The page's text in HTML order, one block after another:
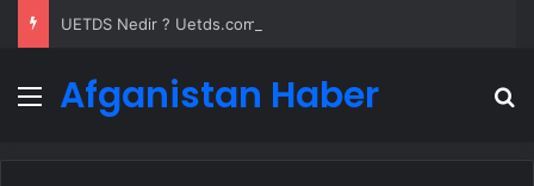
Menü
Afganistan Haber